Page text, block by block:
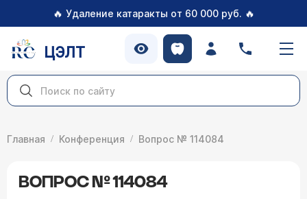
🔥 Удаление катаракты от 60 000 руб. 🔥
ЦЭЛТ
Главная Конференция Вопрос № 114084
ВОПРОС № 114084